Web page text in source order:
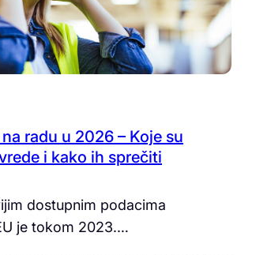
radu u 2026 – Koje su
i kako ih sprečiti
dostupnim podacima
je tokom 2023.…